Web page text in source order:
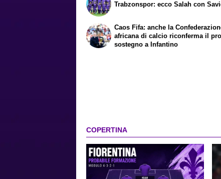
Trabzonspor: ecco Salah con
Caos Fifa: anche la
africana di calcio riconferma il
sostegno a Infantino
COPERTINA